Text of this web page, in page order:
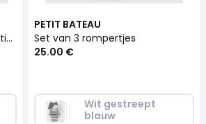
Set van 3 rompertjes met sluiting opzij
PETIT BATEAU
Set van 3 rompertjes
25.00 €
Wit gestreept
blauw